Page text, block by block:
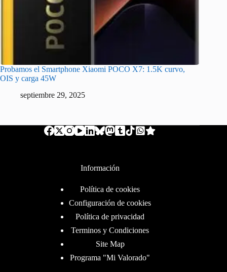
Probamos el Smartphone Xiaomi POCO X7: 1.5K curvo,
OIS y carga 45W
septiembre 29, 2025
Información
Política de cookies
Configuración de cookies
Política de privacidad
Terminos y Condiciones
Site Map
Programa "Mi Valorado"